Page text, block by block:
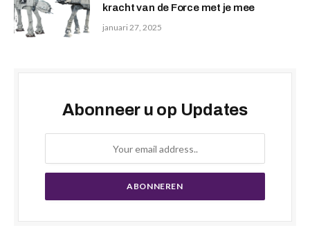
kracht van de Force met je mee
januari 27, 2025
Abonneer u op Updates